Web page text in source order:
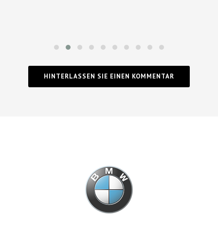
HINTERLASSEN SIE EINEN KOMMENTAR